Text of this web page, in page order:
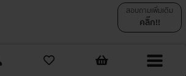
สอบถามเพิ่มเติม
คลิ๊ก!!